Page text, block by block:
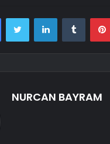
FacebookTwitter LinkedInTumblr
NURCAN BAYRAM